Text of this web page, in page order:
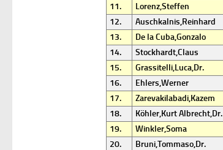
11.
Lorenz,Steffen
12.
Auschkalnis,Reinhard
13.
De la Cuba,Gonzalo
14.
Stockhardt,Claus
15.
Grassitelli,Luca,Dr.
16.
Ehlers,Werner
17.
Zarevakilabadi,Kazem
18.
Köhler,Kurt Albrecht,Dr.
19.
Winkler,Soma
20.
Bruni,Tommaso,Dr.